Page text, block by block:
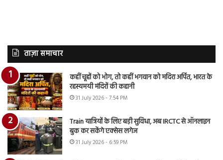
ताज़ा समाचार
कहीं चूहों को भोग, तो कहीं भगवान को मदिरा अर्पित, भारत के
रहस्यमयी मंदिरों की कहानी
31 July 2026 - 7:54 PM
Train यात्रियों के लिए बड़ी सुविधा, अब IRCTC से ऑनलाइन
बुक कर सकेंगे एक्सेस लगेज
31 July 2026 - 6:59 PM